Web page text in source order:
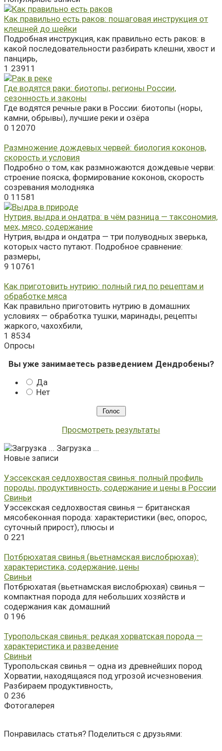
Как правильно есть раков: пошаговая инструкция от
клешней до шейки
Подробная инструкция, как правильно есть раков: в
какой последовательности разбирать клешни, хвост и
панцирь,
1 23911
Где водятся раки: биотопы, регионы России,
сезонность и законы
Где водятся речные раки в России: биотопы (норы,
камни, обрывы), лучшие реки и озёра
0 12070
Размножение дождевых червей: биология коконов,
скорость и условия
Подробно о том, как размножаются дождевые черви:
строение пояска, формирование коконов, скорость
созревания молодняка
0 11581
Нутрия, выдра и ондатра: в чём разница — таксономия,
мех, мясо, содержание
Нутрия, выдра и ондатра — три полуводных зверька,
которых часто путают. Подробное сравнение:
размеры,
9 10761
Как приготовить нутрию: полный гид по рецептам и
обработке мяса
Как правильно приготовить нутрию в домашних
условиях — обработка тушки, маринады, рецепты
жаркого, чахохбили,
1 8534
Опросы
Вы уже занимаетесь разведением Дендробены?
Да
Нет
Просмотреть результаты
Загрузка ...
Новые записи
Уэссекская седлохвостая свинья: полный профиль
породы, продуктивность, содержание и цены в России
Свиньи
Уэссекская седлохвостая свинья — британская
мясобеконная порода: характеристики (вес, опорос,
суточный прирост), плюсы и
0 221
Потбрюхатая свинья (вьетнамская вислобрюхая):
характеристика, содержание, цены
Свиньи
Потбрюхатая (вьетнамская вислобрюхая) свинья —
компактная порода для небольших хозяйств и
содержания как домашний
0 196
Туропольская свинья: редкая хорватская порода —
характеристика и разведение
Свиньи
Туропольская свинья — одна из древнейших пород
Хорватии, находящаяся под угрозой исчезновения.
Разбираем продуктивность,
0 236
Фотогалерея
Понравилась статья? Поделиться с друзьями: